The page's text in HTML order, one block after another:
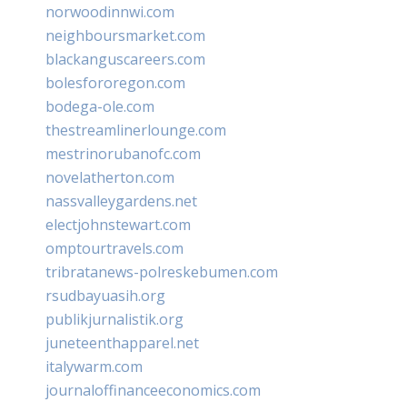
norwoodinnwi.com
neighboursmarket.com
blackanguscareers.com
bolesfororegon.com
bodega-ole.com
thestreamlinerlounge.com
mestrinorubanofc.com
novelatherton.com
nassvalleygardens.net
electjohnstewart.com
omptourtravels.com
tribratanews-polreskebumen.com
rsudbayuasih.org
publikjurnalistik.org
juneteenthapparel.net
italywarm.com
journaloffinanceeconomics.com